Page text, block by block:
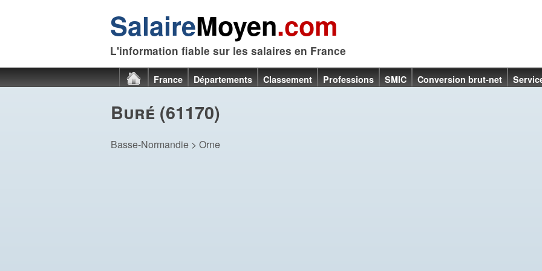
SalaireMoyen.com
L'information fiable sur les salaires en France
France Départements Classement Professions SMIC Conversion brut-net
Buré (61170)
Basse-Normandie > Orne